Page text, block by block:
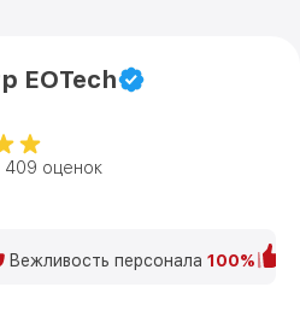
EOTech
409 оценок
Вежливость персонала 100%